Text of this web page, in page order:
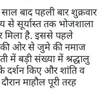
बाद पहली बार शुक्रवार
से सूर्यास्त तक भोजशाला
मिला है. इससे पहले
की ओर से जुमे की नमाज
में बड़ी संख्या में श्रद्धालु
दर्शन किए और शांति व
माहौल पूरी तरह